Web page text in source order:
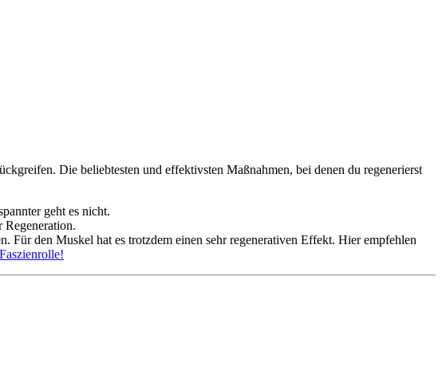
Die beliebtesten und effektivsten Maßnahmen, bei denen du regenerierst
geht es nicht.
Für den Muskel hat es trotzdem einen sehr regenerativen Effekt. Hier empfehlen